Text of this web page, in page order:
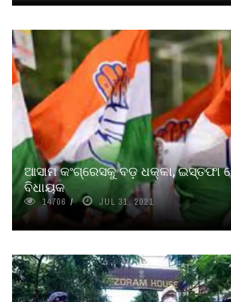
ଆସାମ କଂଗ୍ରେସକୁ ବଡ଼ ଧକ୍କା, ଇସ୍ତଫା
ବିଧାୟକ
14706 JUL 31, 2021